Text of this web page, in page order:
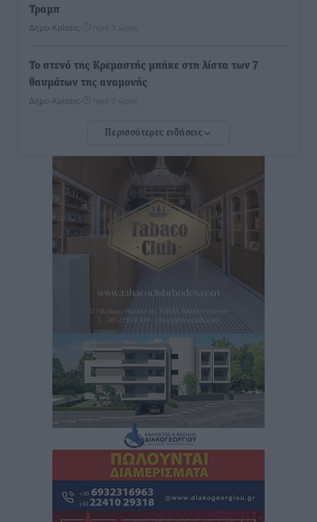
Τραμπ
Δημο-Κρίσεις πριν 3 ώρες
Το στενό της Κρεμαστής μπήκε στη λίστα των 7
θαυμάτων της αναμονής
Δημο-Κρίσεις πριν 3 ώρες
ΣΕΤΕ: Σημαντική θεσμική εξέλιξη η ΚΥΑ για το ΕΧΠ
για τον τουρισμό
Ειδήσεις•
Γ. Χατζημάρκος: “Δύο μεγάλες δεσμεύσεις
Γεωργιάδη” – Κίνητρα για τους γιατρούς των νησιών
και συνεργασία Ρόδου με το Αττικόν για το
Σούπερ μάρκετ: Διευρύνεται η εθνική πρωτοβουλία
για τις τιμές – Eρχονται νέες συμμετοχές εταιρειών
πριν 4 ώρες
Συνελήφθησαν έξι άτομα για ηχορύπανση από
καταστήματα στο Νότιο Αιγαίο
Τοπικές Ειδήσεις• πριν 4 ώρες
15 Αυγούστου 2026: Πώς θα πληρωθούν όσοι
εργαστούν την αργία – Τι ισχύει για πενθήμερο,
εξαήμερο και άδειες
Ειδήσεις• πριν 4 ώρες
Περισσότερες ειδήσεις